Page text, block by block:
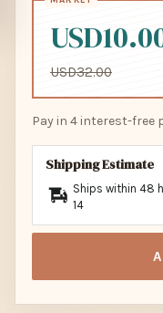
USD32.00
Pay in 4 interest-free
Shipping Estimate
Ships within 48
14